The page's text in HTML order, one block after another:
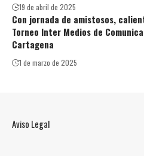
19 de abril de 2025
Con jornada de amistosos,
Torneo Inter Medios de
Cartagena
1 de marzo de 2025
Aviso Legal